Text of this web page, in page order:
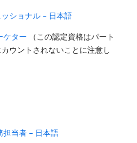
ショナル – 日本語
ケター （この認定資格はパート
ウントされないことに注意し
担当者 – 日本語